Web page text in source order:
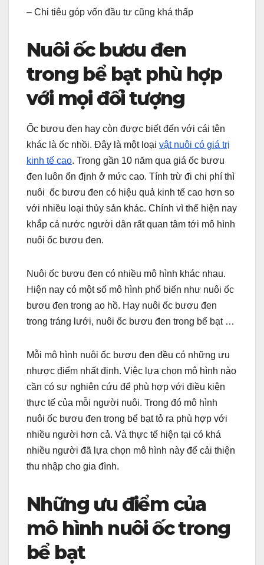
– Chi tiêu góp vốn đầu tư cũng khá thấp
Nuôi ốc bươu đen
trong bể bạt phù hợp
với mọi đối tượng
Ốc bươu đen hay còn được biết đến với cái tên
khác là ốc nhồi. Đây là một loại vật nuôi có giá trị
kinh tế cao. Trong gần 10 năm qua giá ốc bươu
đen luôn ổn định ở mức cao. Tính trừ đi chi phí thì
nuôi ốc bươu đen có hiệu quả kinh tế cao hơn so
với nhiều loại thủy sản khác. Chính vì thế hiện nay
khắp cả nước người dân rất quan tâm tới mô hình
nuôi ốc bươu đen.
Nuôi ốc bươu đen có nhiều mô hình khác nhau.
Hiện nay có một số mô hình phổ biến như nuôi ốc
bươu đen trong ao hồ. Hay nuôi ốc bươu đen
trong tráng lưới, nuôi ốc bươu đen trong bể bạt …
Mỗi mô hình nuôi ốc bươu đen đều có những ưu
nhược điểm nhất định. Việc lựa chọn mô hình nào
cần có sự nghiên cứu để phù hợp với điều kiện
thực tế của mỗi người nuôi. Trong đó mô hình
nuôi ốc bươu đen trong bể bạt tỏ ra phù hợp với
nhiều người hơn cả. Và thực tế hiện tại có khá
nhiều người đã lựa chọn mô hình này để cải thiện
thu nhập cho gia đình.
Những ưu điểm của
mô hình nuôi ốc trong
bể bạt